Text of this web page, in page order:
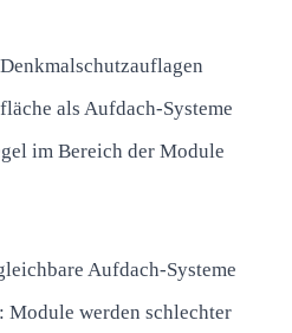
als Aufdach-Systeme
im Bereich der Module
Aufdach-Systeme
Module werden schlechter